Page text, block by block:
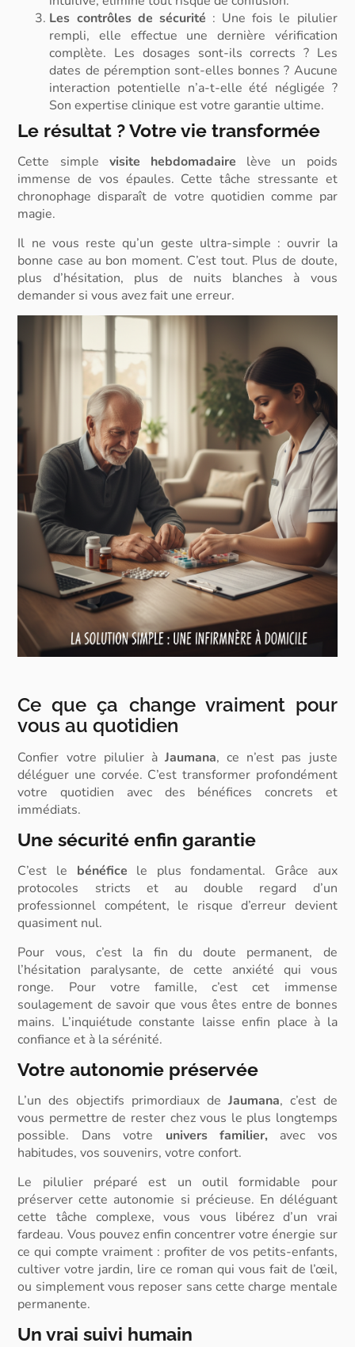
Les contrôles de sécurité : Une fois le pilulier
rempli, elle effectue une dernière vérification
complète. Les dosages sont-ils corrects ? Les
dates de péremption sont-elles bonnes ? Aucune
interaction potentielle n’a-t-elle été négligée ?
Son expertise clinique est votre garantie ultime.
Le résultat ? Votre vie transformée
Cette simple visite hebdomadaire lève un poids
immense de vos épaules. Cette tâche stressante et
chronophage disparaît de votre quotidien comme par
magie.
Il ne vous reste qu’un geste ultra-simple : ouvrir la
bonne case au bon moment. C’est tout. Plus de doute,
plus d’hésitation, plus de nuits blanches à vous
demander si vous avez fait une erreur.
Ce que ça change vraiment pour
vous au quotidien
Confier votre pilulier à Jaumana, ce n’est pas juste
déléguer une corvée. C’est transformer profondément
votre quotidien avec des bénéfices concrets et
immédiats.
Une sécurité enfin garantie
C’est le bénéfice le plus fondamental. Grâce aux
protocoles stricts et au double regard d’un
professionnel compétent, le risque d’erreur devient
quasiment nul.
Pour vous, c’est la fin du doute permanent, de
l’hésitation paralysante, de cette anxiété qui vous
ronge. Pour votre famille, c’est cet immense
soulagement de savoir que vous êtes entre de bonnes
mains. L’inquiétude constante laisse enfin place à la
confiance et à la sérénité.
Votre autonomie préservée
L’un des objectifs primordiaux de Jaumana, c’est de
vous permettre de rester chez vous le plus longtemps
possible. Dans votre univers familier,avec vos
habitudes, vos souvenirs, votre confort.
Le pilulier préparé est un outil formidable pour
préserver cette autonomie si précieuse. En déléguant
cette tâche complexe, vous vous libérez d’un vrai
fardeau. Vous pouvez enfin concentrer votre énergie sur
ce qui compte vraiment : profiter de vos petits-enfants,
cultiver votre jardin, lire ce roman qui vous fait de l’œil,
ou simplement vous reposer sans cette charge mentale
permanente.
Un vrai suivi humain